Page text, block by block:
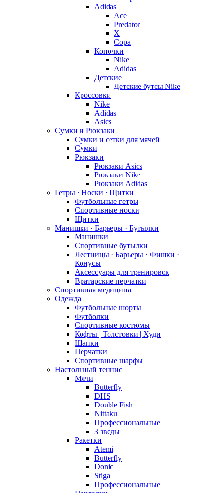
Adidas
Ace
Predator
X
Copa
Копочки
Nike
Adidas
Детские
Детские бутсы Nike
Кроссовки
Nike
Adidas
Asics
Сумки и Рюкзаки
Сумки и сетки для мячей
Сумки
Рюкзаки
Рюкзаки Asics
Рюкзаки Nike
Рюкзаки Adidas
Гетры · Носки · Щитки
Футбольные гетры
Спортивные носки
Щитки
Манишки · Барьеры · Бутылки
Манишки
Спортивные бутылки
Лестницы · Барьеры · Фишки ·
Конусы
Аксессуары для тренировок
Вратарские перчатки
Спортивная медицина
Одежда
Футбольные шорты
Футболки
Спортивные костюмы
Кофты | Толстовки | Худи
Шапки
Перчатки
Спортивные шарфы
Настольный теннис
Мячи
Butterfly
DHS
Double Fish
Nittaku
Профессиональные
3 зведы
Ракетки
Atemi
Butterfly
Donic
Stiga
Профессиональные